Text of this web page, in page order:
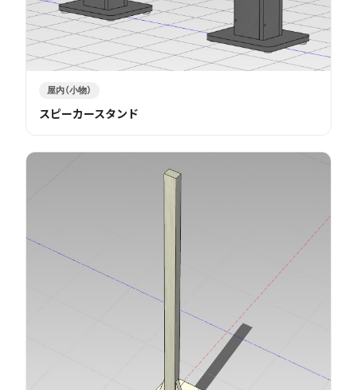
屋内（小物）
スピーカースタンド